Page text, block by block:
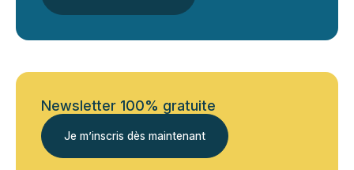
Newsletter 100% gratuite
Je m’inscris dès maintenant